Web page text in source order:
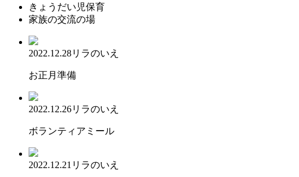
きょうだい児保育
家族の交流の場
2022.12.28リラのいえ
お正月準備
2022.12.26リラのいえ
ボランティアミール
2022.12.21 リラのいえ